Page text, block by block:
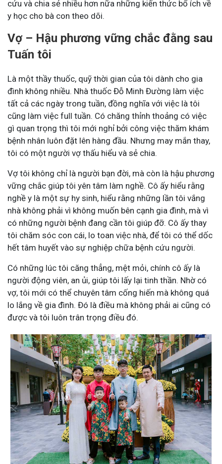
cứu và chia sẻ nhiều hơn nữa những kiến thức bổ ích về
y học cho bà con theo dõi.
Vợ – Hậu phương vững chắc đằng sau
Tuấn tôi
Là một thầy thuốc, quỹ thời gian của tôi dành cho gia
đình không nhiều. Nhà thuốc Đỗ Minh Đường làm việc
tất cả các ngày trong tuần, đồng nghĩa với việc là tôi
cũng làm việc full tuần. Có chăng thỉnh thoảng có việc
gì quan trọng thì tôi mới nghỉ bởi công việc thăm khám
bệnh nhân luôn đặt lên hàng đầu. Nhưng may mắn thay,
tôi có một người vợ thấu hiểu và sẻ chia.
Vợ tôi không chỉ là người bạn đời, mà còn là hậu phương
vững chắc giúp tôi yên tâm làm nghề. Cô ấy hiểu rằng
nghề y là một sự hy sinh, hiểu rằng những lần tôi vắng
nhà không phải vì không muốn bên cạnh gia đình, mà vì
có những người bệnh đang cần tôi giúp đỡ. Cô ấy thay
tôi chăm sóc con cái, lo toan việc nhà, để tôi có thể dốc
hết tâm huyết vào sự nghiệp chữa bệnh cứu người.
Có những lúc tôi căng thẳng, mệt mỏi, chính cô ấy là
người động viên, an ủi, giúp tôi lấy lại tinh thần. Nhờ có
vợ, tôi mới có thể chuyên tâm cống hiến mà không quá
lo lắng về gia đình. Đó là điều mà không phải ai cũng có
được và tôi luôn trân trọng điều đó.